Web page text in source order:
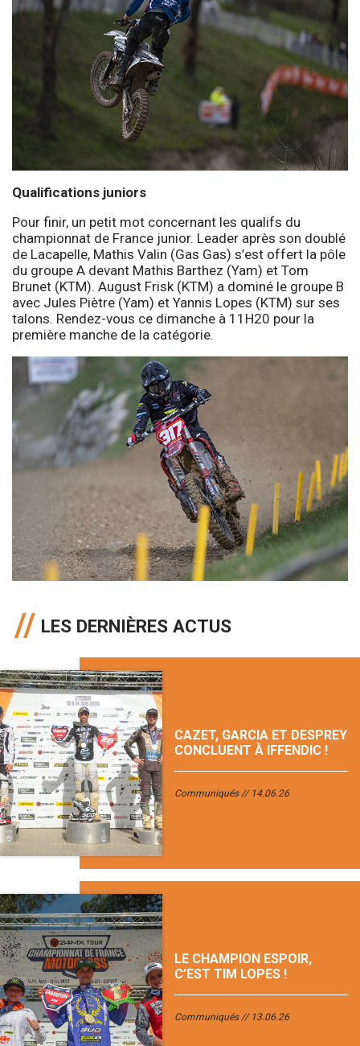
Qualifications juniors
Pour finir, un petit mot concernant les qualifs du
championnat de France junior. Leader après son doublé
de Lacapelle, Mathis Valin (Gas Gas) s’est offert la pôle
du groupe A devant Mathis Barthez (Yam) et Tom
Brunet (KTM). August Frisk (KTM) a dominé le groupe B
avec Jules Piètre (Yam) et Yannis Lopes (KTM) sur ses
talons. Rendez-vous ce dimanche à 11H20 pour la
première manche de la catégorie.
LES DERNIÈRES ACTUS
CAZET, GARCIA ET DESPREY
CONCLUENT À IFFENDIC !
Communiqués 14.06.26
LE CHAMPION ESPOIR,
C’EST TIM LOPES !
Communiqués 13.06.26